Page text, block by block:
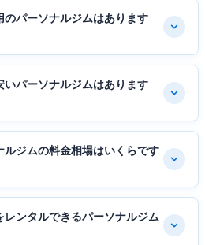
パーソナルジムはあります
パーソナルジムはあります
ジムの料金相場はいくらです
ンタルできるパーソナルジム